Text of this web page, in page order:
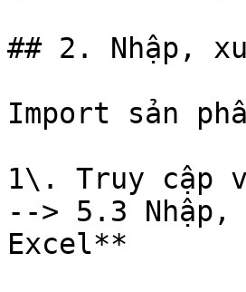
## 2. Nhập,
Import sản
1\. Truy cập
--> 5.3 Nhập,
Excel**